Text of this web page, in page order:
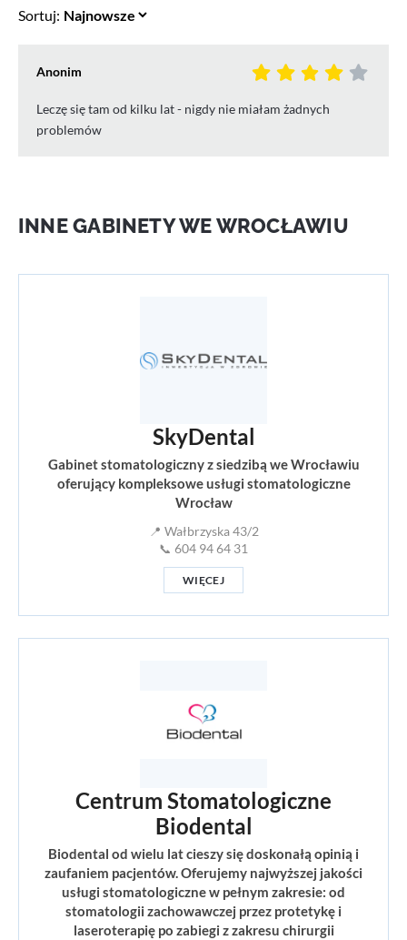
Sortuj:
Anonim
Leczę się tam od kilku lat - nigdy nie miałam żadnych
problemów
INNE GABINETY WE WROCŁAWIU
SkyDental
Gabinet stomatologiczny z siedzibą we Wrocławiu
oferujący kompleksowe usługi stomatologiczne
Wrocław
📍 Wałbrzyska 43/2
📞 604 94 64 31
WIĘCEJ
Centrum Stomatologiczne
Biodental
Biodental od wielu lat cieszy się doskonałą opinią i
zaufaniem pacjentów. Oferujemy najwyższej jakości
usługi stomatologiczne w pełnym zakresie: od
stomatologii zachowawczej przez protetykę i
laseroterapię po zabiegi z zakresu chirurgii